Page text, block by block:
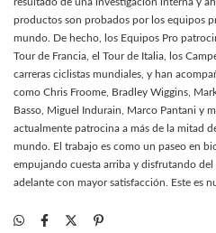
productos son probados por los equipos
mundo. De hecho, los Equipos Pro
Tour de Francia, el Tour de Italia, los
carreras ciclistas mundiales, y han
como Chris Froome, Bradley Wiggins,
Basso, Miguel Indurain, Marco Pantani y
actualmente patrocina a más de la mitad
mundo. El trabajo es como un paseo en
empujando cuesta arriba y disfrutando
adelante con mayor satisfacción. Este es